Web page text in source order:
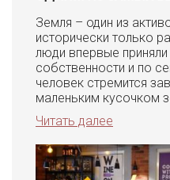
Земля – один из
исторически только
люди впервые
собственности и по
человек стремится
маленьким кусочком
Читать далее